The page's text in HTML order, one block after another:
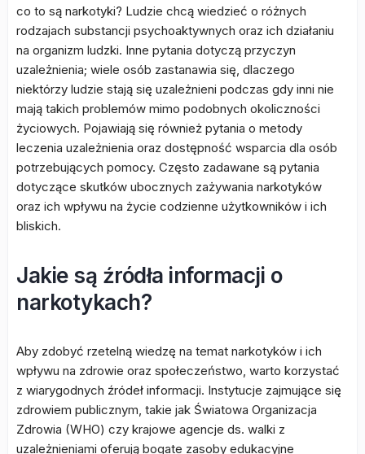
co to są narkotyki? Ludzie chcą wiedzieć o różnych
rodzajach substancji psychoaktywnych oraz ich działaniu
na organizm ludzki. Inne pytania dotyczą przyczyn
uzależnienia; wiele osób zastanawia się, dlaczego
niektórzy ludzie stają się uzależnieni podczas gdy inni nie
mają takich problemów mimo podobnych okoliczności
życiowych. Pojawiają się również pytania o metody
leczenia uzależnienia oraz dostępność wsparcia dla osób
potrzebujących pomocy. Często zadawane są pytania
dotyczące skutków ubocznych zażywania narkotyków
oraz ich wpływu na życie codzienne użytkowników i ich
bliskich.
Jakie są źródła informacji o
narkotykach?
Aby zdobyć rzetelną wiedzę na temat narkotyków i ich
wpływu na zdrowie oraz społeczeństwo, warto korzystać
z wiarygodnych źródeł informacji. Instytucje zajmujące się
zdrowiem publicznym, takie jak Światowa Organizacja
Zdrowia (WHO) czy krajowe agencje ds. walki z
uzależnieniami oferują bogate zasoby edukacyjne